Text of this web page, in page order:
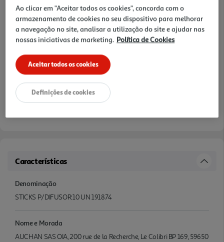
mesma
página.
1,49 €
Características
Denominação
STICKS P/DIFUSOR:10 UN 191874
Nome e Morada
AUCHAN SAS OIA, 200 rue de la Recherche, Le Colibri BP 169, 59650
Ao clicar em "Aceitar todos os cookies", concorda com o
armazenamento de cookies no seu dispositivo para melhorar
a navegação no site, analisar a utilização do site e ajudar nas
nossas iniciativas de marketing. Política de Cookies
Aceitar todos os cookies
Definições de cookies